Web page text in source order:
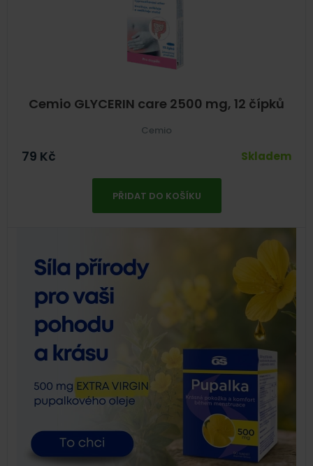
Cemio GLYCERIN care 2500 mg, 12 čípků
Cemio
79 Kč Skladem
PŘIDAT DO KOŠÍKU